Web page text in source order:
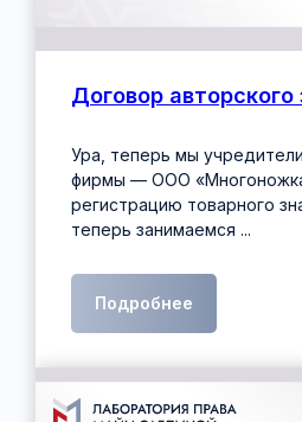
Договор авторского
Ура, теперь мы
фирмы — ООО
регистрацию товарного
теперь занимаемся ...
Подробнее